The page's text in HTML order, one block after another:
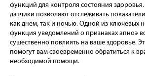
функций для контроля состояния
датчики позволяют отслеживать
как днем, так и ночью. Одной из ключевых
функция уведомлений о признаках апноэ
существенно повлиять на ваше здоровье.
помогут вам своевременно обратиться к
необходимой помощи.